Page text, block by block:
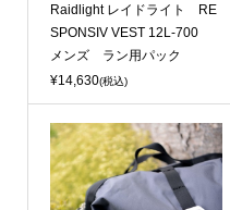
Raidlight レイドライト RE
SPONSIV VEST 12L-700
メンズ ラン用パック
¥14,630(税込)